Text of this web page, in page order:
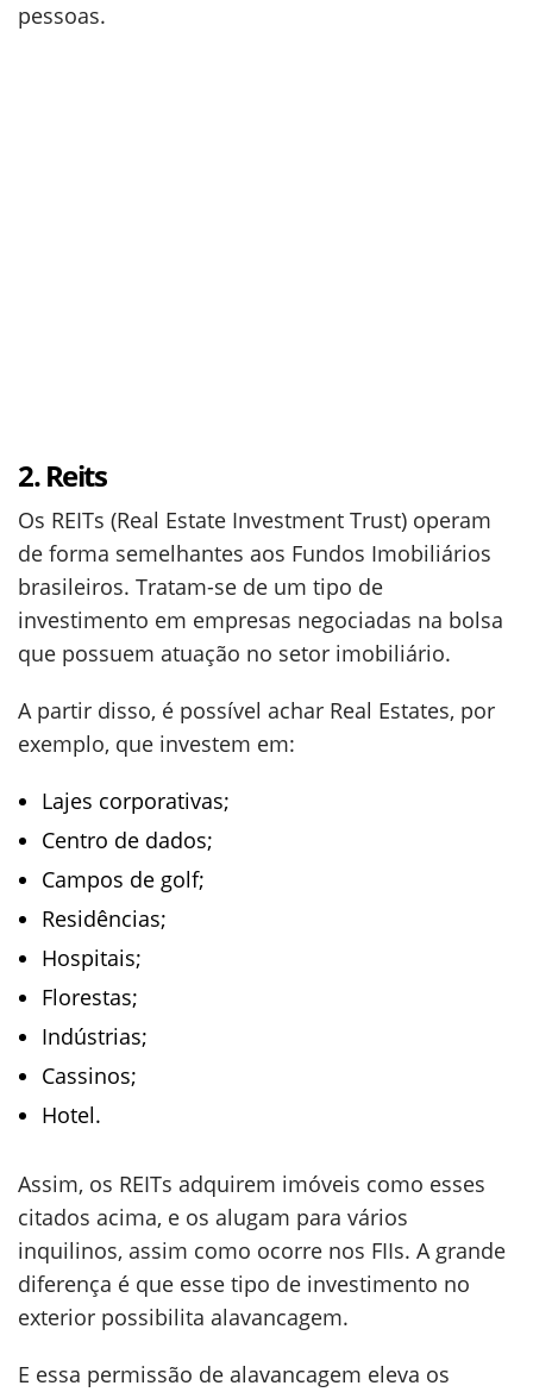
pessoas.
2. Reits
Os REITs (Real Estate Investment Trust) operam
de forma semelhantes aos Fundos Imobiliários
brasileiros. Tratam-se de um tipo de
investimento em empresas negociadas na bolsa
que possuem atuação no setor imobiliário.
A partir disso, é possível achar Real Estates, por
exemplo, que investem em:
Lajes corporativas;
Centro de dados;
Campos de golf;
Residências;
Hospitais;
Florestas;
Indústrias;
Cassinos;
Hotel.
Assim, os REITs adquirem imóveis como esses
citados acima, e os alugam para vários
inquilinos, assim como ocorre nos FIIs. A grande
diferença é que esse tipo de investimento no
exterior possibilita alavancagem.
E essa permissão de alavancagem eleva os